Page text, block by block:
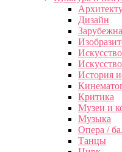
Дизайн
История
Критика
Музеи и
Музыка
Опера /
Танцы